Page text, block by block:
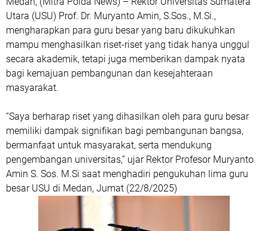
Utara (USU) Prof. Dr. Muryanto Amin, S.Sos., M.Si.,
mengharapkan para guru besar yang baru dikukuhkan
mampu menghasilkan riset-riset yang tidak hanya unggul
secara akademik, tetapi juga memberikan dampak nyata
bagi kemajuan pembangunan dan kesejahteraan
masyarakat.
“Saya berharap riset yang dihasilkan oleh para guru besar
memiliki dampak signifikan bagi pembangunan bangsa,
bermanfaat untuk masyarakat, serta mendukung
pengembangan universitas,” ujar Rektor Profesor Muryanto
Amin S. Sos. M.Si saat menghadiri pengukuhan lima guru
besar USU di Medan, Jumat (22/8/2025)